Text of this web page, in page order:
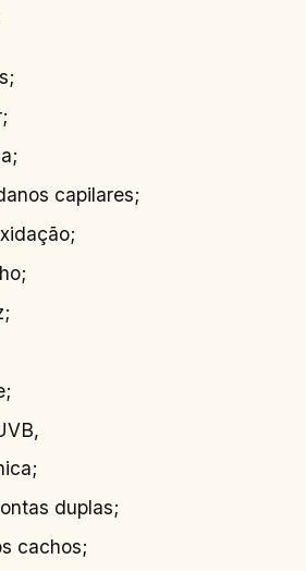
capilares;
duplas;
cachos;